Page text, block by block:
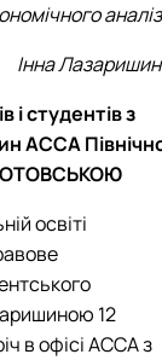
Інна
і студентів з
АССА
освіті
12
в офісі АССА з